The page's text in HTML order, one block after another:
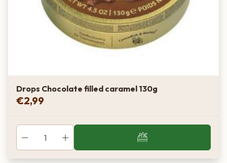
Drops Chocolate filled caramel 130g
€2,99